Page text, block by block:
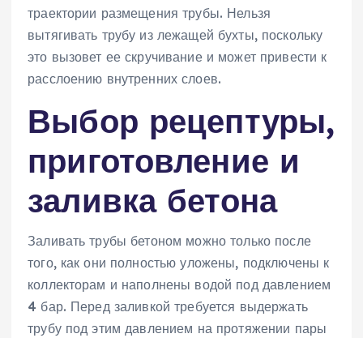
траектории размещения трубы. Нельзя
вытягивать трубу из лежащей бухты, поскольку
это вызовет ее скручивание и может привести к
расслоению внутренних слоев.
Выбор рецептуры,
приготовление и
заливка бетона
Заливать трубы бетоном можно только после
того, как они полностью уложены, подключены к
коллекторам и наполнены водой под давлением
4 бар. Перед заливкой требуется выдержать
трубу под этим давлением на протяжении пары